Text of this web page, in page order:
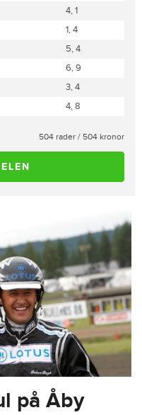
4, 1
1, 4
5, 4
6, 9
3, 4
4, 8
504 rader / 504 kronor
på Åby